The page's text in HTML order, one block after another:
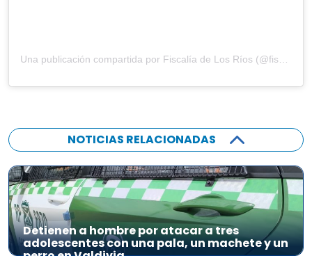
NOTICIAS RELACIONADAS
Detienen a hombre por atacar a tres
adolescentes con una pala, un machete y un
perro en Valdivia